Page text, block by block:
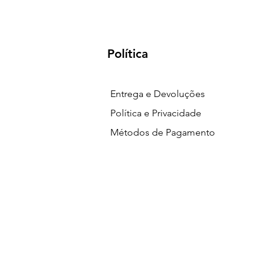
Política
Entrega e Devoluções
Política e Privacidade
Métodos de Pagamento